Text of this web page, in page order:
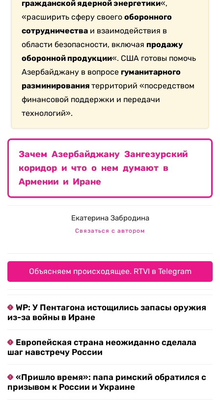
гражданской ядерной энергетики«,
«расширить сферу своегооборонного
сотрудничества и взаимодействия в
области безопасности, включая продажу
оборонной продукции«. США готовы помочь
Азербайджану в вопросе гуманитарного
разминированиятерриторий «посредством
финансовой поддержки и передачи
технологий».
Зачем Азербайджану Зангезурский
коридор и что о нем думают в
Армении и Иране
Екатерина Забродина
Связаться с автором
Объясняем происходящее. RTVI в Telegram
WP: У Пентагона истощились запасы оружия
из-за войны в Иране
Европейская страна неожиданно сделала
шаг навстречу России
«Пришло время»: папа римский обратился с
призывом к России и Украине